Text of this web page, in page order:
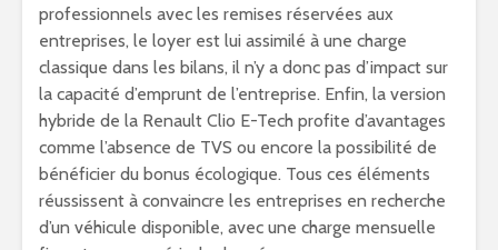
professionnels avec les remises réservées aux
entreprises, le loyer est lui assimilé à une charge
classique dans les bilans, il n’y a donc pas d’impact sur
la capacité d’emprunt de l’entreprise. Enfin, la version
hybride de la Renault Clio E-Tech profite d’avantages
comme l’absence de TVS ou encore la possibilité de
bénéficier du bonus écologique. Tous ces éléments
réussissent à convaincre les entreprises en recherche
d’un véhicule disponible, avec une charge mensuelle